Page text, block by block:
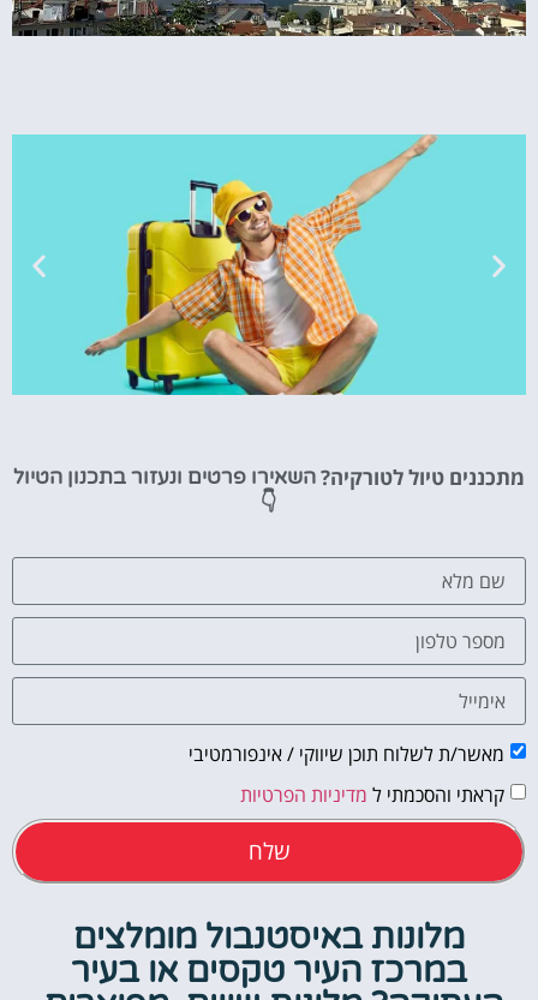
מציאת
לחצו
מתכננים טיול לטורקיה?השאירו פרטים ונעזור בתכנון הטיול
👇
מאשר/ת לשלוח תוכן שיווקי / אינפורמטיבי
קראתי והסכמתי ל מדיניות הפרטיות
שלח
מלונות באיסטנבול מומלצים
במרכז העיר טקסים או בעיר